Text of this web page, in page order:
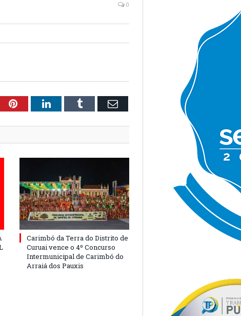
0
PinterestLinkedInTumblr Email
Carimbó da Terra do Distrito de
Curuai vence o 4º Concurso
Intermunicipal de Carimbó do
Arraiá dos Pauxis